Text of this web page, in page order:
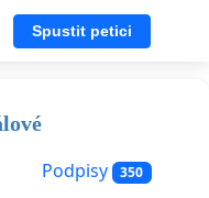
Spustit petici
Podpisy 350